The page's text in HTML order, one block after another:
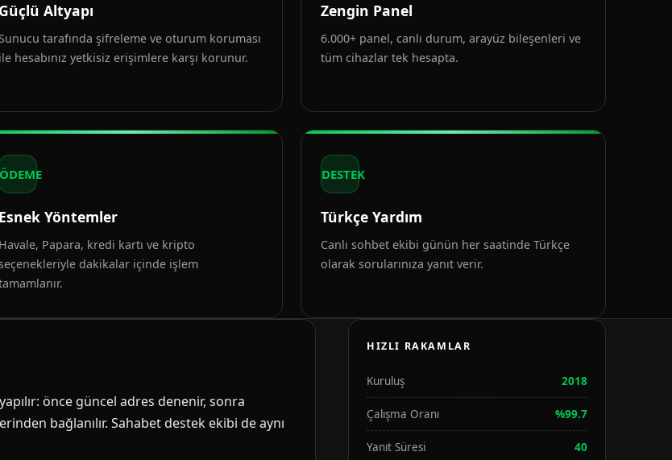
Güçlü Altyapı
Sunucu tarafında şifreleme ve oturum koruması
ile hesabınız yetkisiz erişimlere karşı korunur.
Zengin Panel
6.000+ panel, canlı durum, arayüz bileşenleri ve
tüm cihazlar tek hesapta.
ÖDEME
Esnek Yöntemler
Havale, Papara, kredi kartı ve kripto
dakikalar içinde işlem
DESTEK
Türkçe Yardım
Canlı sohbet ekibi günün her saatinde Türkçe
olarak sorularınıza yanıt verir.
önce güncel adres denenir, sonra
bağlanılır. Sahabet destek ekibi de aynı
HIZLI RAKAMLAR
Kuruluş 2018
Çalışma Oranı %99.7
Yanıt Süresi 40